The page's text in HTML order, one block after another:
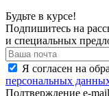
Будьте в курсе!
Подпишитесь на
и специальных
Я согласен на
персональных
Подтверждение e-mail